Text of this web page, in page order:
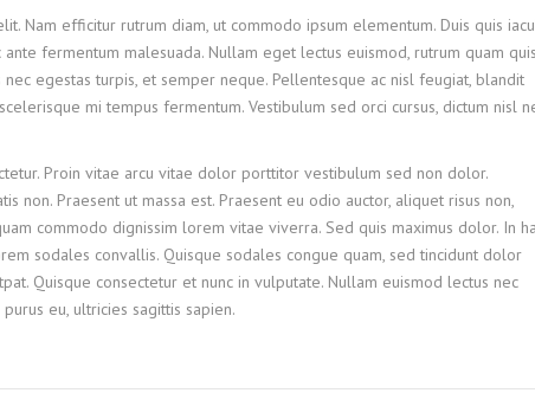
Nam efficitur rutrum diam, ut commodo ipsum elementum. Duis quis
fermentum malesuada. Nullam eget lectus euismod, rutrum quam
egestas turpis, et semper neque. Pellentesque ac nisl feugiat, blandit
mi tempus fermentum. Vestibulum sed orci cursus, dictum nisl
Proin vitae arcu vitae dolor porttitor vestibulum sed non dolor.
non. Praesent ut massa est. Praesent eu odio auctor, aliquet risus non,
commodo dignissim lorem vitae viverra. Sed quis maximus dolor. In
sodales convallis. Quisque sodales congue quam, sed tincidunt dolor
Quisque consectetur et nunc in vulputate. Nullam euismod lectus nec
eu, ultricies sagittis sapien.